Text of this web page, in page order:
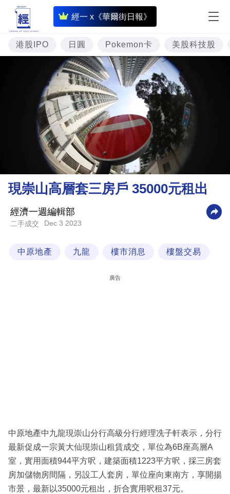
經一 x《華爾街日報》
即
時
財
經
專
題
投
資
樓
市
理
財
商
業
閱
專
區
港股IPO 日圓 Pokemon卡 美股科技股
現崇山高層套三房戶 35000元租出
經濟一週編輯部
二手成交 Dec 3 2023
中原地產 九龍 樓市消息 樓盤交易
廣告
中原地產中九龍現崇山分行高級分行經理冼子軒表示，分行
最新促成一宗黃大仙現崇山租賃成交，單位為6B座高層A
室，實用面積944平方呎，建築面積1223平方呎，採三房套
房加儲物房間隔，另設工人套房，單位座向東南方，享開揚
市景，最新以35000元租出，折合實用呎租37元。